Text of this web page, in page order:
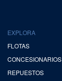
EXPLORA
FLOTAS
CONCESIONARIOS
REPUESTOS